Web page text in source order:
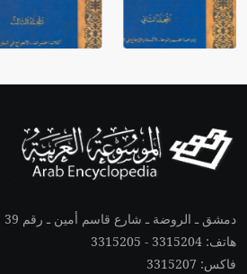
دمشق ـ الروضة ـ شارع قاسم أمين ـ رقم 39
هاتف: 3315204 - 3315205
فاكس: 3315207